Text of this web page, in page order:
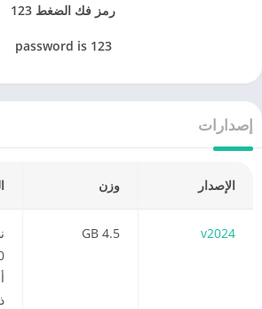
رمز فك الضغط 123
password is 123
إصدارات
الإصدار وزن
v2024
4.5 GB